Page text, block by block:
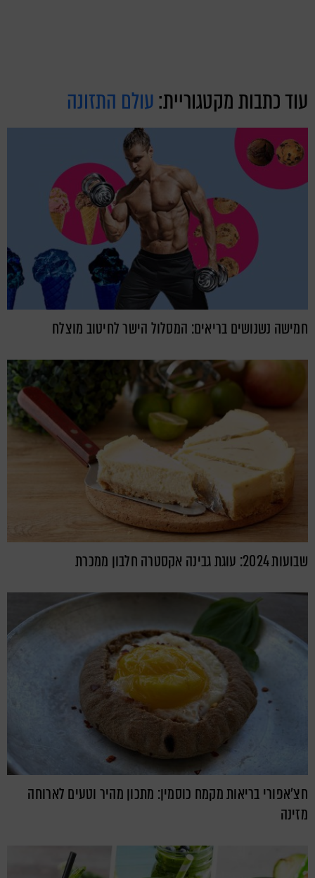
עוד כתבות מקטגוריית:עולם התזונה
חמישה נשנושים בריאים: המסלול הישר לחיטוב מוצלח
שבועות 2024: עוגת גבינה אקסטרה חלבון ממכרת
חצ'אפורי בריאות מקמח כוסמין: מתכון מהיר וטעים לארוחה
מזינה